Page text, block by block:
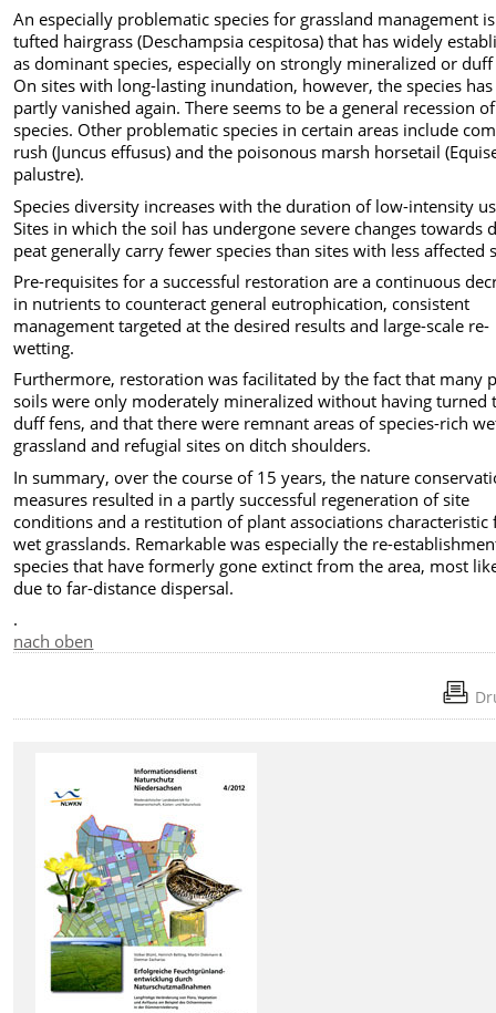
An especially problematic species for grassland management
tufted hairgrass (Deschampsia cespitosa) that has widely
as dominant species, especially on strongly mineralized or
On sites with long-lasting inundation, however, the species has
partly vanished again. There seems to be a general recession
species. Other problematic species in certain areas include
rush (Juncus effusus) and the poisonous marsh horsetail
palustre).
Species diversity increases with the duration of low-intensity
Sites in which the soil has undergone severe changes towards
peat generally carry fewer species than sites with less affected
Pre-requisites for a successful restoration are a continuous
in nutrients to counteract general eutrophication, consistent
management targeted at the desired results and large-scale re-
wetting.
Furthermore, restoration was facilitated by the fact that many
soils were only moderately mineralized without having turned
duff fens, and that there were remnant areas of species-rich
grassland and refugial sites on ditch shoulders.
In summary, over the course of 15 years, the nature
measures resulted in a partly successful regeneration of site
conditions and a restitution of plant associations characteristic
wet grasslands. Remarkable was especially the re-
species that have formerly gone extinct from the area, most
due to far-distance dispersal.
.
nach oben